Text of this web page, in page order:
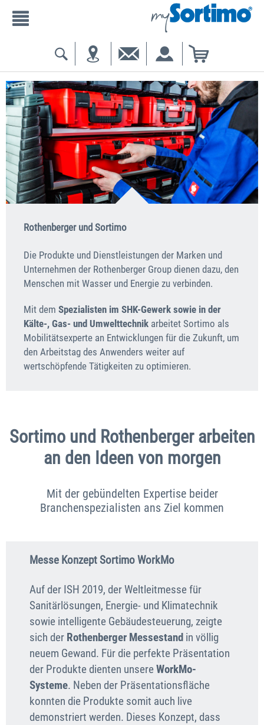
Rothenberger und Sortimo
Die Produkte und Dienstleistungen der Marken und
Unternehmen der Rothenberger Group dienen dazu, den
Menschen mit Wasser und Energie zu verbinden.
Mit dem Spezialisten im SHK-Gewerk sowie in der
Kälte-, Gas- und Umwelttechnik arbeitet Sortimo als
Mobilitätsexperte an Entwicklungen für die Zukunft, um
den Arbeitstag des Anwenders weiter auf
wertschöpfende Tätigkeiten zu optimieren.
Sortimo und Rothenberger arbeiten
an den Ideen von morgen
Mit der gebündelten Expertise beider
Branchenspezialisten ans Ziel kommen
Messe Konzept Sortimo WorkMo
Auf der ISH 2019, der Weltleitmesse für
Sanitärlösungen, Energie- und Klimatechnik
sowie intelligente Gebäudesteuerung, zeigte
sich der Rothenberger Messestand in völlig
neuem Gewand. Für die perfekte Präsentation
der Produkte dienten unsereWorkMo-
Systeme. Neben der Präsentationsfläche
konnten die Produkte somit auch live
demonstriert werden. Dieses Konzept, dass